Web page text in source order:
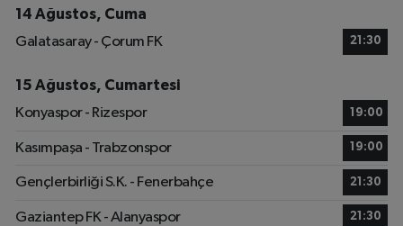
14 Ağustos, Cuma
Galatasaray - Çorum FK
21:30
15 Ağustos, Cumartesi
Konyaspor - Rizespor
19:00
Kasımpaşa - Trabzonspor 19:00
Gençlerbirliği S.K. - Fenerbahçe 21:30
Gaziantep FK - Alanyaspor 21:30